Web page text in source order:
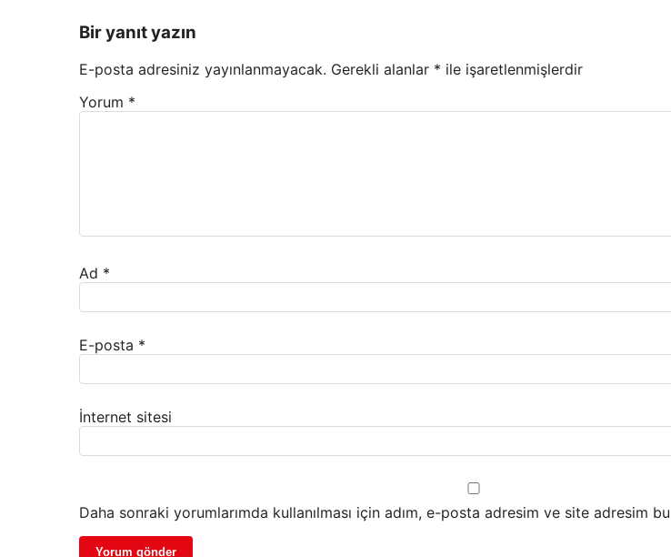
Bir yanıt yazın
E-posta adresiniz yayınlanmayacak. Gerekli alanlar * ile işaretlenmişlerdir
Yorum *
Ad *
E-posta *
İnternet sitesi
Daha sonraki yorumlarımda kullanılması için adım, e-posta adresim ve site adresim